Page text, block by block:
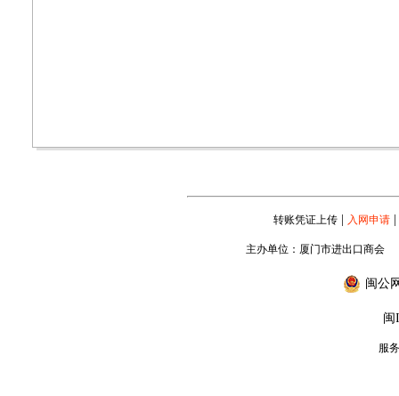
转账凭证上传| 入网申请|
主办单位：厦门市进出口商
闽公
闽
服